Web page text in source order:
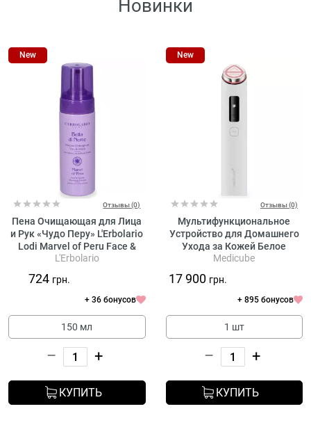
Новинки
New
Отзывы (0)
Пена Очищающая для Лица
и Рук «Чудо Перу» L'Erbolario
Lodi Marvel of Peru Face &
Hands Cleansing Mousse
L'Erbolario
724 грн.
+ 36 бонусов
150 мл
– +
КУПИТЬ
New
Отзывы (0)
Мультифункциональное
Устройство для Домашнего
Ухода за Кожей Белое
Medicube AGE-R Booster Pro
Medicube
17 900 грн.
+ 895 бонусов
1 шт
– +
КУПИТЬ